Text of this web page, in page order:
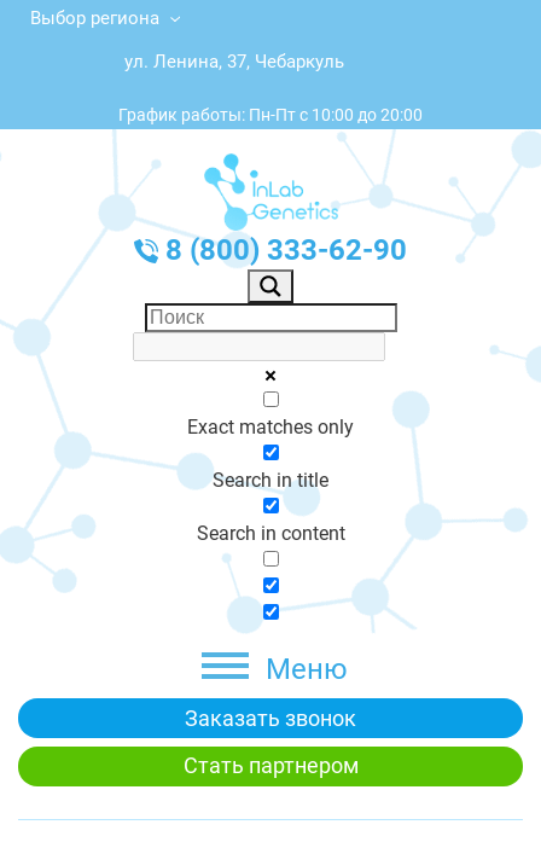
Выбор региона
ул. Ленина, 37, Чебаркуль
График работы: Пн-Пт с 10:00 до 20:00
8 (800) 333-62-90
Exact matches only
Search in title
Search in content
Меню
Заказать звонок
Стать партнером